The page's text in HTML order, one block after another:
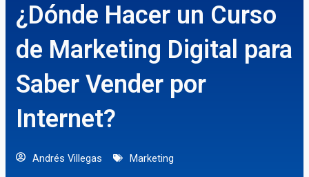
¿Dónde Hacer un Curso
de Marketing Digital para
Saber Vender por
Internet?
Andrés Villegas Marketing